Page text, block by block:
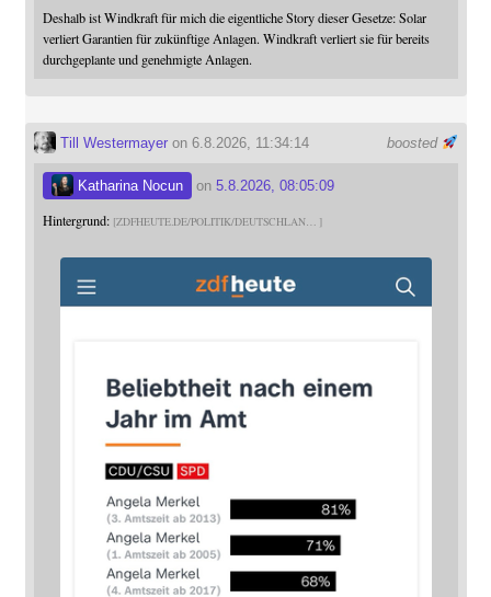
Deshalb ist Windkraft für mich die eigentliche Story dieser Gesetze: Solar
verliert Garantien für zukünftige Anlagen. Windkraft verliert sie für bereits
durchgeplante und genehmigte Anlagen.
boosted
Till Westermayeron 6.8.2026, 11:34:14
Katharina Nocun on 5.8.2026, 08:05:09
Hintergrund: ZDFHEUTE.DE/POLITIK/DEUTSCHLAN